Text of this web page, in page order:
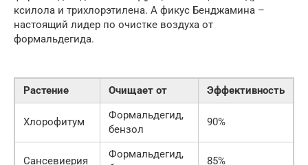
ксилола и трихлорэтилена. А фикус Бенджамина –
настоящий лидер по очистке воздуха от
формальдегида.
Растение Очищает от Эффективность
Хлорофитум
Формальдегид,
бензол
90%
Сансевиерия
Формальдегид,
85%